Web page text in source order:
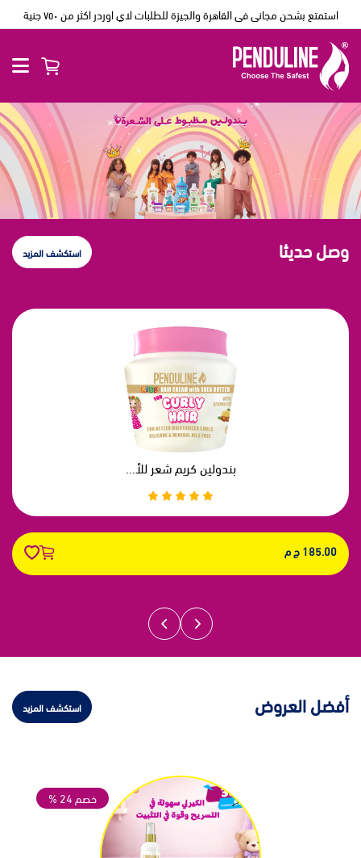
استمتع بشحن مجانى فى القاهرة والجيزة للطلبات لاي اوردر اكثر من ٧٥٠ جنية
وصل حديثا استكشف المزيد
بندولين كريم شعر للأ...
185.00 ج م
أفضل العروض استكشف المزيد
خصم 24 %